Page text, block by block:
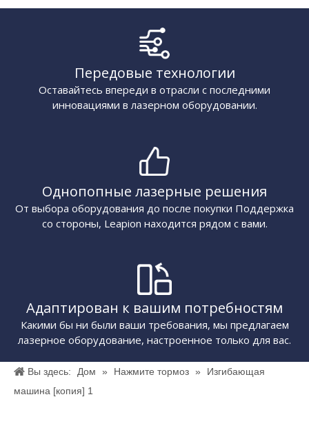
Передовые технологии
Оставайтесь впереди в отрасли с последними
инновациями в лазерном оборудовании.
Однопопные лазерные решения
От выбора оборудования до после покупки Поддержка
со стороны, Leapion находится рядом с вами.
Адаптирован к вашим потребностям
Какими бы ни были ваши требования, мы предлагаем
лазерное оборудование, настроенное только для вас.
Вы здесь: Дом » Нажмите тормоз »
Изгибающая
машина [копия] 1